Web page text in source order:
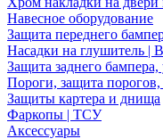
Навесное оборудование
Защита переднего
Насадки на глушитель |
Защита заднего бампера,
Пороги, защита
Защиты картера и днища
Фаркопы | ТСУ
Аксессуары